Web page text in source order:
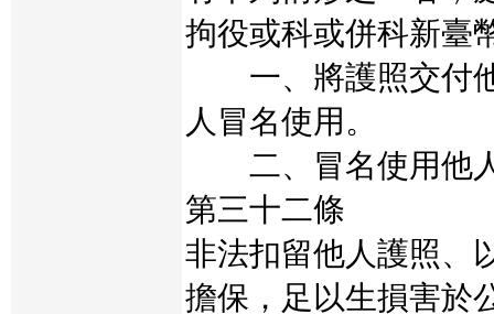
拘役或科或併科新臺
一、將護照交付他
人冒名使用。
二、冒名使用他
第三十二條
非法扣留他人護照、
擔保，足以生損害於